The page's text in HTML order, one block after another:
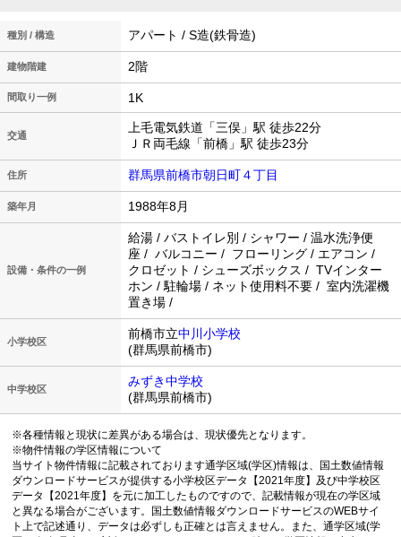
種別 / 構造 アパート / S造(鉄骨造)
建物階建 2階
間取り一例 1K
交通
上毛電気鉄道「三俣」駅 徒歩22分
ＪＲ両毛線「前橋」駅 徒歩23分
住所 群馬県前橋市朝日町４丁目
築年月 1988年8月
設備・条件の一例
給湯 / バストイレ別 / シャワー / 温水洗浄便
座 / バルコニー / フローリング / エアコン /
クロゼット / シューズボックス / TVインター
ホン / 駐輪場 / ネット使用料不要 / 室内洗濯機
置き場 /
小学校区
前橋市立中川小学校
(群馬県前橋市)
中学校区
みずき中学校
(群馬県前橋市)
※各種情報と現状に差異がある場合は、現状優先となります。
※物件情報の学区情報について
当サイト物件情報に記載されております通学区域(学区)情報は、国土数値情報
ダウンロードサービスが提供する小学校区データ【2021年度】及び中学校区
データ【2021年度】を元に加工したものですので、記載情報が現在の学区域
と異なる場合がございます。国土数値情報ダウンロードサービスのWEBサイ
ト上で記述通り、データは必ずしも正確とは言えません。また、通学区域(学